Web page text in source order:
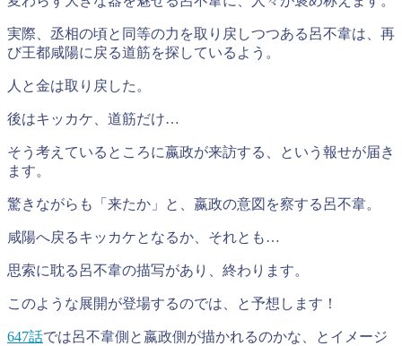
実際、丞相の頃と同等の力を取り戻しつつある呂不韋は、再
び王都咸陽に戻る道筋を探しているよう。
人と金は取り戻した。
後はキッカケ、道筋だけ…
そう考えているところに嬴政が来訪する、という報せが届き
ます。
驚きながらも「来たか」と、嬴政の意図を察する呂不韋。
咸陽へ戻るキッカケとなるか、それとも…
思索に耽る呂不韋の描写があり、終わります。
このような展開が登場するのでは、と予想します！
647話では呂不韋側と嬴政側が描かれるのかな、とイメージ